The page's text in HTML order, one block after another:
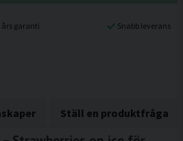
års garanti Snabb leverans
Ställ en produktfråga